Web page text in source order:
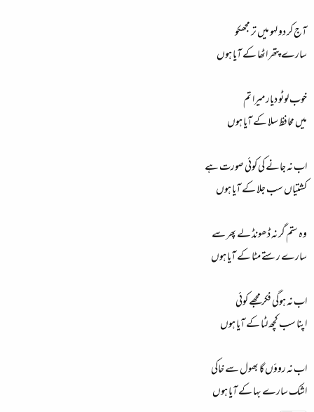
آج کر دو لہو میں تر مجھکو
سارے پتھر اٹھا کے آیا ہوں
خوب لوٹو دیار میرا تم
میں محافظ سلا کے آیا ہوں
اب نہ جانے کی کوئی صورت ہے
کشتیاں سب جلا کے آیا ہوں
وہ ستم گر نہ ڈھونڈ لے پھر سے
سارے رستے مٹا کے آیا ہوں
اب نہ ہوگی فکر مجھے کوئی
اپنا سب کچھ لٹا کے آیا ہوں
اب نہ روؤں گا بھول سے خاکی
اشک سارے بہا کے آیا ہوں